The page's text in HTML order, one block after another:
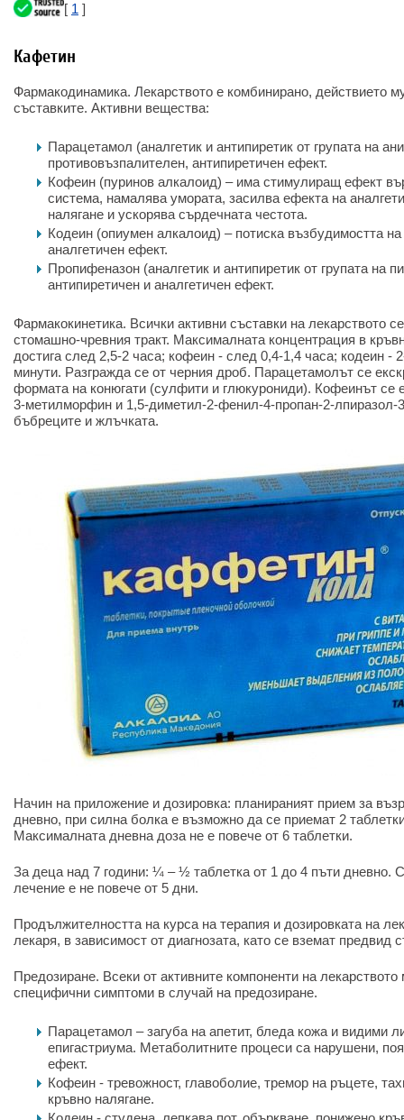
[ 1 ]
Кафетин
Фармакодинамика. Лекарството е комбинирано, действието
съставките. Активни вещества:
Парацетамол (аналгетик и антипиретик от групата на
противовъзпалителен, антипиретичен ефект.
Кофеин (пуринов алкалоид) – има стимулиращ ефект
система, намалява умората, засилва ефекта на
налягане и ускорява сърдечната честота.
Кодеин (опиумен алкалоид) – потиска възбудимостта
аналгетичен ефект.
Пропифеназон (аналгетик и антипиретик от групата на
антипиретичен и аналгетичен ефект.
Фармакокинетика. Всички активни съставки на лекарството
стомашно-чревния тракт. Максималната концентрация в
достига след 2,5-2 часа; кофеин - след 0,4-1,4 часа; кодеин -
минути. Разгражда се от черния дроб. Парацетамолът се
формата на конюгати (сулфити и глюкурониди). Кофеинът се
3-метилморфин и 1,5-диметил-2-фенил-4-пропан-2-лпиразол-
бъбреците и жлъчката.
Начин на приложение и дозировка: планираният прием за
дневно, при силна болка е възможно да се приемат 2
Максималната дневна доза не е повече от 6 таблетки.
За деца над 7 години: ¼ – ½ таблетка от 1 до 4 пъти дневно.
лечение е не повече от 5 дни.
Продължителността на курса на терапия и дозировката на
лекаря, в зависимост от диагнозата, като се вземат предвид
Предозиране. Всеки от активните компоненти на
специфични симптоми в случай на предозиране.
Парацетамол – загуба на апетит, бледа кожа и видими
епигастриума. Метаболитните процеси са нарушени,
ефект.
Кофеин - тревожност, главоболие, тремор на ръцете,
кръвно налягане.